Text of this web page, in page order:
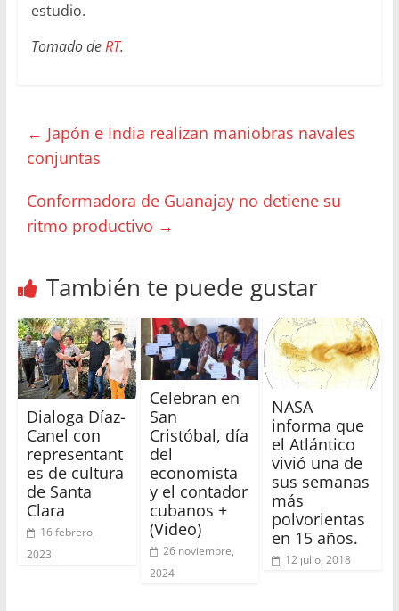
estudio.
Tomado deRT.
← Japón e India realizan maniobras navales
conjuntas
Conformadora de Guanajay no detiene su
ritmo productivo →
También te puede gustar
Dialoga Díaz-
Canel con
representant
es de cultura
de Santa
Clara
16 febrero,
2023
Celebran en
San
Cristóbal, día
del
economista
y el contador
cubanos +
(Video)
26 noviembre,
2024
NASA
informa que
el Atlántico
vivió una de
sus semanas
más
polvorientas
en 15 años.
12 julio, 2018